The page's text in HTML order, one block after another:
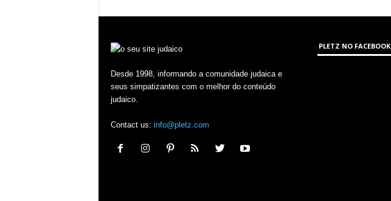
Desde 1998, informando a comunidade judaica e
seus simpatizantes com o melhor do conteúdo
judaico.
Contact us: info@pletz.com
PLETZ NO FACEBOOK